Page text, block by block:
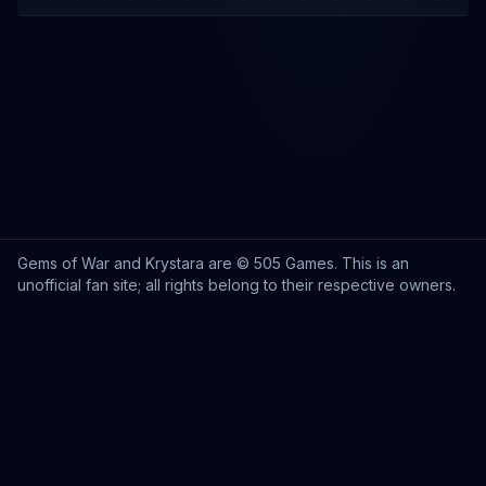
Gems of War and Krystara are © 505 Games. This is an
unofficial fan site; all rights belong to their respective owners.